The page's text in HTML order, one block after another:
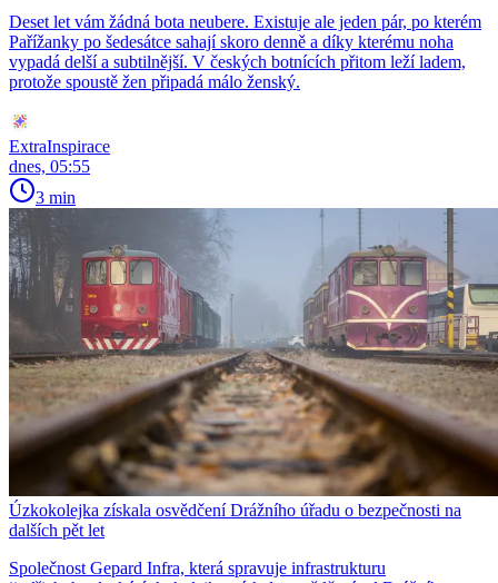
Deset let vám žádná bota neubere. Existuje ale jeden pár, po kterém
Pařížanky po šedesátce sahají skoro denně a díky kterému noha
vypadá delší a subtilnější. V českých botnících přitom leží ladem,
protože spoustě žen připadá málo ženský.
ExtraInspirace
dnes, 05:55
3 min
Úzkokolejka získala osvědčení Drážního úřadu o bezpečnosti na
dalších pět let
Společnost Gepard Infra, která spravuje infrastrukturu